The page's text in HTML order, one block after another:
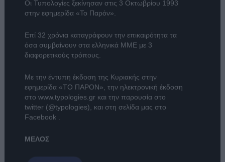
Οι Τυπολογίες ξεκίνησαν στις 3 Οκτωβρίου 1993
στην εφημερίδα «Το Παρόν».
Επί 32 χρόνια καταγράφουν την επικαιρότητα τα
όσα συμβαίνουν στα ελληνικά ΜΜΕ με 3
διαφορετικούς τρόπους.
Με την έντυπη έκδοση της Κυριακής στην
εφημερίδα «ΤΟ ΠΑΡΟΝ» , την ηλεκτρονική έκδοση
στο www.typologies.grκαι την παρουσία στο
twitter (@typologies) , και στη σελίδα μας στο
Facebook
ΜΕΛΟΣ